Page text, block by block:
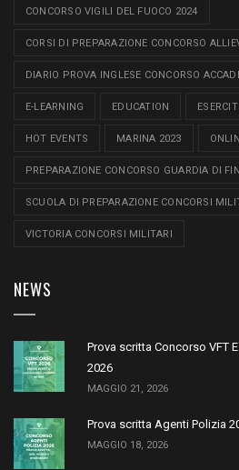
CONCORSO VIGILI DEL FUOCO 2024
CORSI DI PREPARAZIONE CONCORSO
DIARIO PROVA INGLESE CONCORSO
E-LEARNING EDUCATION
HOT EVENTS MARINA 2023
PREPARAZIONE CONCORSO GUARDIA DI
SCUOLA DI PREPARAZIONE CONCORSI
VICTORIA CONCORSI MILITARI
NEWS
Prova scritta Concorso VFT
2026
MAGGIO 21, 2026
Prova scritta Agenti Polizia
MAGGIO 18, 2026